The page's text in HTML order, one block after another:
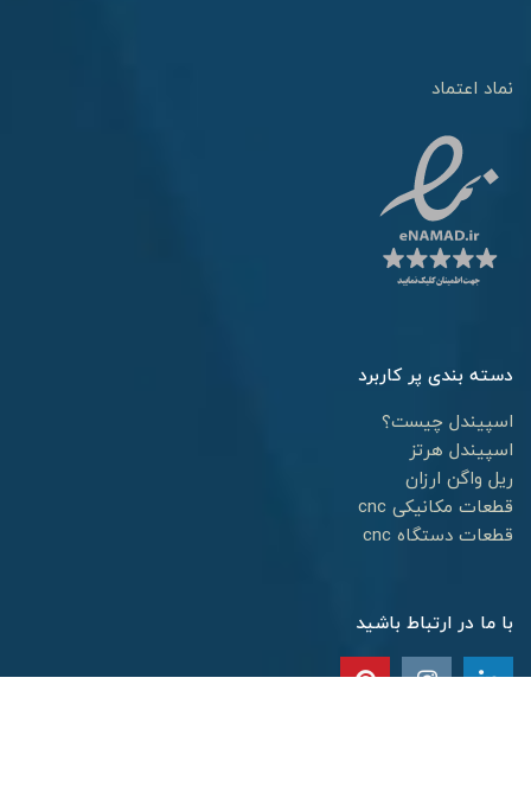
نماد اعتماد
دسته بندی پر کاربرد
اسپیندل چیست؟
اسپیندل هرتز
ریل واگن ارزان
قطعات مکانیکی cnc
قطعات دستگاه cnc
با ما در ارتباط باشید